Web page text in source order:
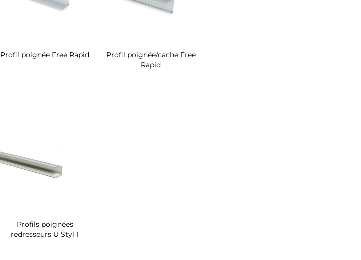
Profil poignée Free Rapid
Profil poignée/cache Free
Rapid
Profils poignées
redresseurs U Styl 1